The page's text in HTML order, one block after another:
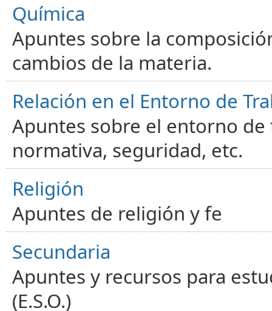
Química
Apuntes sobre la
cambios de la materia.
Relación en el Entorno de
Apuntes sobre el entorno
normativa, seguridad, etc.
Religión
Apuntes de religión y fe
Secundaria
Apuntes y recursos para
(E.S.O.)